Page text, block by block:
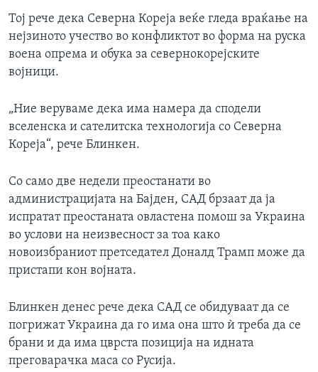
Тој рече дека Северна Кореја веќе гледа враќање на
нејзиното учество во конфликтот во форма на руска
воена опрема и обука за севернокорејските
војници.
„Ние веруваме дека има намера да сподели
вселенска и сателитска технологија со Северна
Кореја“, рече Блинкен.
Со само две недели преостанати во
администрацијата на Бајден, САД брзаат да ја
испратат преостаната овластена помош за Украина
во услови на неизвесност за тоа како
новоизбраниот претседател Доналд Трамп може да
пристапи кон војната.
Блинкен денес рече дека САД се обидуваат да се
погрижат Украина да го има она што ѝ треба да се
брани и да има цврста позиција на идната
преговарачка маса со Русија.